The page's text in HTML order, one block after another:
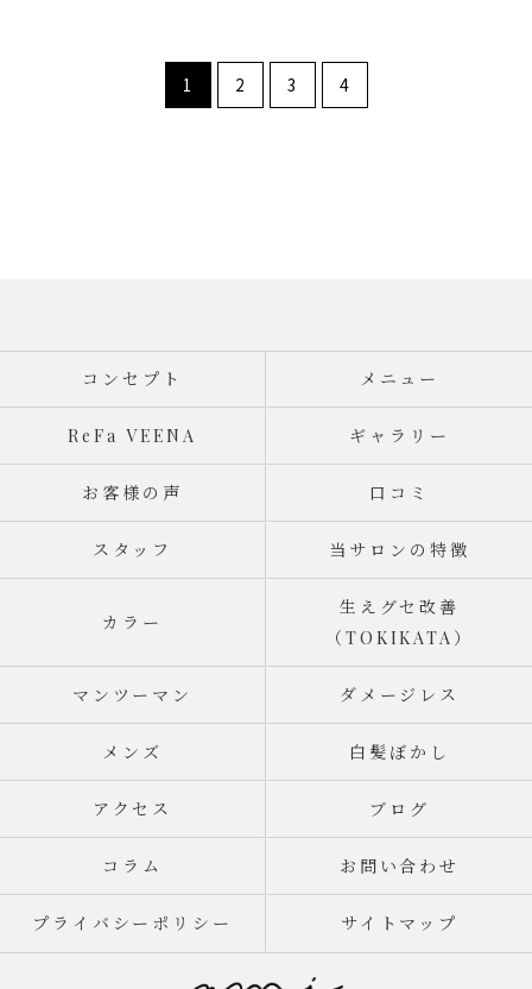
1 2 3 4
コンセプト メニュー
ReFa VEENA ギャラリー
お客様の声 口コミ
スタッフ 当サロンの特徴
カラー
生えグセ改善
（TOKIKATA）
マンツーマン ダメージレス
メンズ 白髪ぼかし
アクセス ブログ
コラム お問い合わせ
プライバシーポリシー サイトマップ